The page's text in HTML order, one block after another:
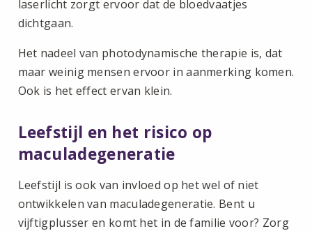
laserlicht zorgt ervoor dat de bloedvaatjes
dichtgaan.
Het nadeel van photodynamische therapie is, dat
maar weinig mensen ervoor in aanmerking komen.
Ook is het effect ervan klein.
Leefstijl en het risico op
maculadegeneratie
Leefstijl is ook van invloed op het wel of niet
ontwikkelen van maculadegeneratie. Bent u
vijftigplusser en komt het in de familie voor? Zorg